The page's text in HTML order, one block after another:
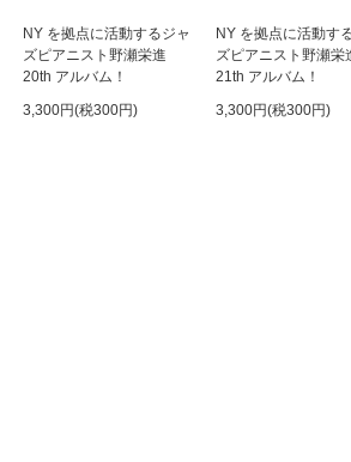
NY を拠点に活動するジャ
ズピアニスト野瀬栄進
20th アルバム！
3,300円(税300円)
NY を拠点に活動す
ズピアニスト野瀬栄
21th アルバム！
3,300円(税300円)